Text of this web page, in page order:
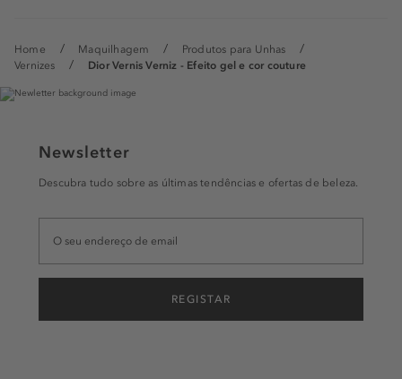
Home Maquilhagem
Produtos para Unhas
Vernizes
Dior Vernis Verniz - Efeito gel e cor couture
Newsletter
Descubra tudo sobre as últimas tendências e ofertas de beleza.
REGISTAR